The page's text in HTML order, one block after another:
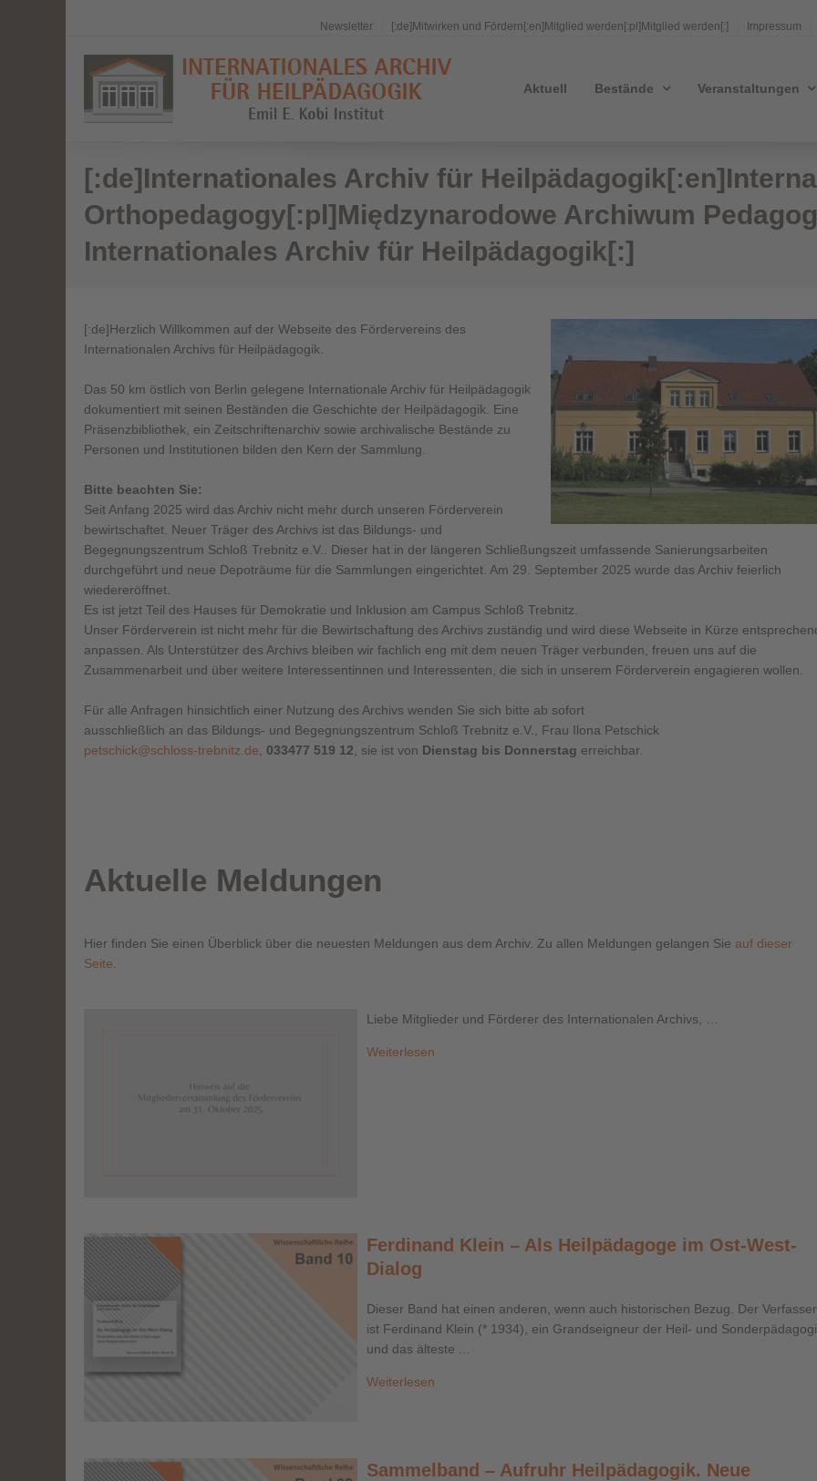
Newsletter [:de]Mitwirken und Fördern[:en]Mitglied werden[:pl]Mitglied werden[:] Impressum
Aktuell Bestände Veranstaltungen
[:de]Internationales Archiv für
Orthopedagogy[:pl]Międzynarodowe Archiwum
Internationales Archiv für Heilpädagogik[:]
[:de]Herzlich Willkommen auf der Webseite des Fördervereins des
Internationalen Archivs für Heilpädagogik.
Das 50 km östlich von Berlin gelegene Internationale Archiv für Heilpädagogik
dokumentiert mit seinen Beständen die Geschichte der Heilpädagogik. Eine
Präsenzbibliothek, ein Zeitschriftenarchiv sowie archivalische Bestände zu
Personen und Institutionen bilden den Kern der Sammlung.
Bitte beachten Sie:
Seit Anfang 2025 wird das Archiv nicht mehr durch unseren Förderverein
bewirtschaftet. Neuer Träger des Archivs ist das Bildungs- und
Begegnungszentrum Schloß Trebnitz e.V.. Dieser hat in der längeren Schließungszeit umfassende Sanierungsarbeiten
durchgeführt und neue Depoträume für die Sammlungen eingerichtet. Am 29. September 2025 wurde das Archiv feierlich
wiedereröffnet.
Es ist jetzt Teil des Hauses für Demokratie und Inklusion am Campus Schloß Trebnitz.
Unser Förderverein ist nicht mehr für die Bewirtschaftung des Archivs zuständig und wird diese Webseite in Kürze
anpassen. Als Unterstützer des Archivs bleiben wir fachlich eng mit dem neuen Träger verbunden, freuen uns auf die
Zusammenarbeit und über weitere Interessentinnen und Interessenten, die sich in unserem Förderverein engagieren wollen.
Für alle Anfragen hinsichtlich einer Nutzung des Archivs wenden Sie sich bitte ab sofort
ausschließlich an das Bildungs- und Begegnungszentrum Schloß Trebnitz e.V., Frau Ilona Petschick
petschick@schloss-trebnitz.de, 033477 519 12, sie ist von Dienstag bis Donnerstag erreichbar.
Aktuelle Meldungen
Hier finden Sie einen Überblick über die neuesten Meldungen aus dem Archiv. Zu allen Meldungen gelangen Sie auf dieser
Seite
Liebe Mitglieder und Förderer des Internationalen Archivs, …
Weiterlesen
Ferdinand Klein – Als Heilpädagoge im Ost-West-
Dialog
Dieser Band hat einen anderen, wenn auch historischen Bezug. Der Verfasser
ist Ferdinand Klein (* 1934), ein Grandseigneur der Heil- und
und das älteste ...
Weiterlesen
Sammelband – Aufruhr Heilpädagogik. Neue